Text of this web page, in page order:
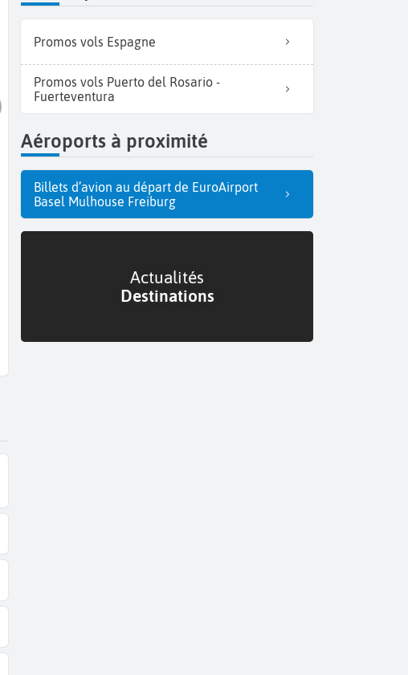
Promos vols Espagne
Promos vols Puerto del Rosario -
Fuerteventura
Aéroports à proximité
Billets d’avion au départ de EuroAirport
Basel Mulhouse Freiburg
Actualités
Destinations